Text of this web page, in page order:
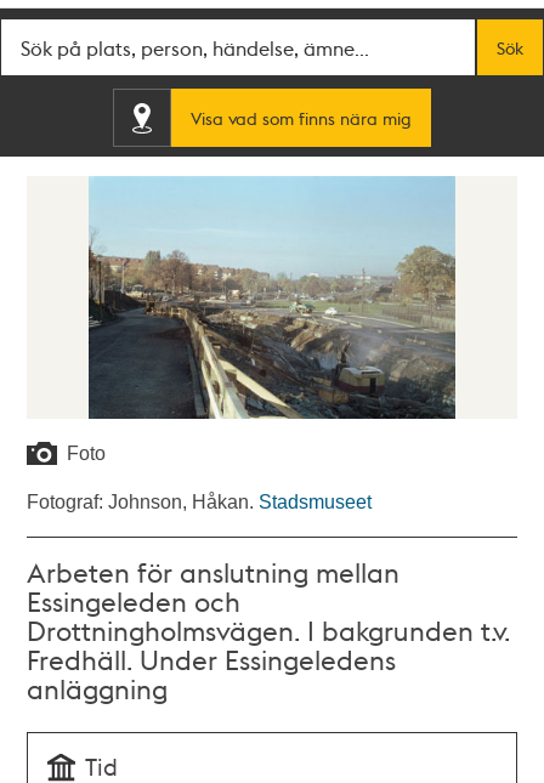
Sök
Visa vad som finns nära mig
Foto
Fotograf: Johnson, Håkan. Stadsmuseet
Arbeten för anslutning mellan
Essingeleden och
Drottningholmsvägen. I bakgrunden t.v.
Fredhäll. Under Essingeledens
anläggning
Tid